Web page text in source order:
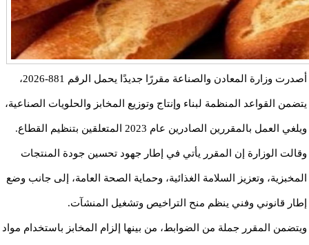
أصدرت وزارة المعادن والصناعة مقررًا جديدًا يحمل الرقم 881-2026،
يتضمن القواعد المنظمة لبناء وإنتاج وتوزيع المخابز والحلويات الصناعية،
ويلغي العمل بالمقررين الصادرين عام 2023 المتعلقين بتنظيم القطاع.
وقالت الوزارة إن المقرر يأتي في إطار جهود تحسين جودة المنتجات
المخبزية، وتعزيز السلامة الغذائية، وحماية الصحة العامة، إلى جانب وضع
إطار قانوني وفني ينظم منح التراخيص وتشغيل المنشآت.
ويتضمن المقرر جملة من الضوابط، من بينها إلزام المخابز باستخدام مواد